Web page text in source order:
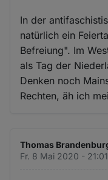
In der
natürlich ein
Befreiung". Im
als Tag der
Denken noch
Rechten, äh ich
Thomas
Fr. 8 Mai 2020 - 21:01